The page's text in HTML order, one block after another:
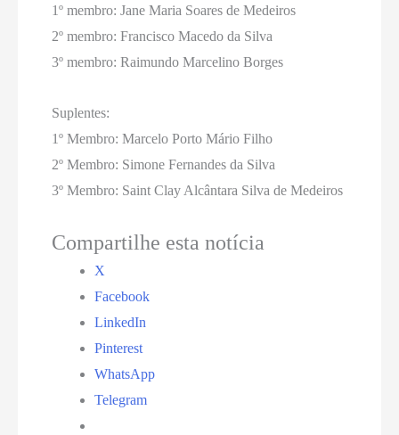
1º membro: Jane Maria Soares de Medeiros
2º membro: Francisco Macedo da Silva
3º membro: Raimundo Marcelino Borges
Suplentes:
1º Membro: Marcelo Porto Mário Filho
2º Membro: Simone Fernandes da Silva
3º Membro: Saint Clay Alcântara Silva de Medeiros
Compartilhe esta notícia
X
Facebook
LinkedIn
Pinterest
WhatsApp
Telegram